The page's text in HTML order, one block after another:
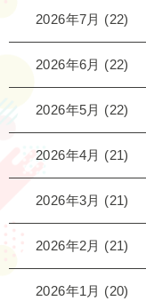
2026年7月 (22)
2026年6月 (22)
2026年5月 (22)
2026年4月 (21)
2026年3月 (21)
2026年2月 (21)
2026年1月 (20)